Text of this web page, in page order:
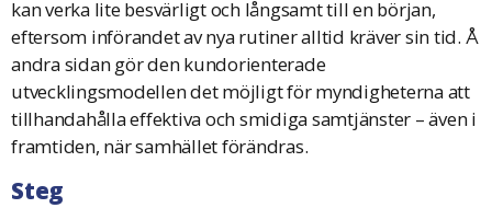
kan verka lite besvärligt och långsamt till en början,
eftersom införandet av nya rutiner alltid kräver sin tid. Å
andra sidan gör den kundorienterade
utvecklingsmodellen det möjligt för myndigheterna att
tillhandahålla effektiva och smidiga samtjänster – även i
framtiden, när samhället förändras.
Steg